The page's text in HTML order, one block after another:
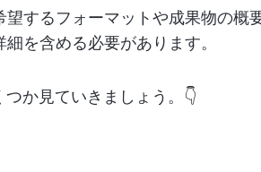
するフォーマットや成果物の概
を含める必要があります。
か見ていきましょう。👇